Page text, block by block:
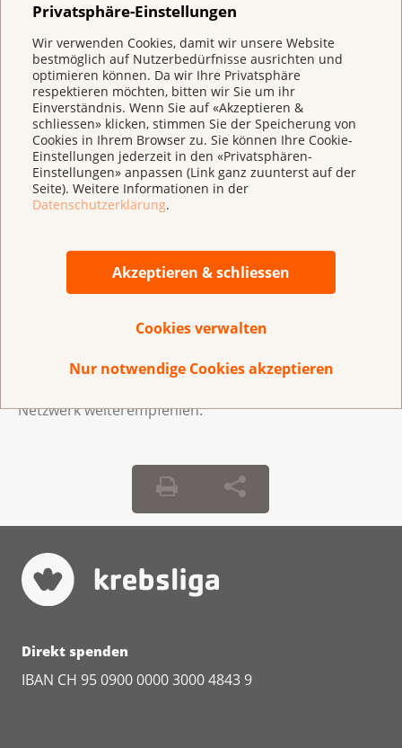
Privatsphäre-Einstellungen
Wir verwenden Cookies, damit wir unsere Website
bestmöglich auf Nutzerbedürfnisse ausrichten und
optimieren können. Da wir Ihre Privatsphäre
respektieren möchten, bitten wir Sie um ihr
Einverständnis. Wenn Sie auf «Akzeptieren &
schliessen» klicken, stimmen Sie der Speicherung von
Cookies in Ihrem Browser zu. Sie können Ihre Cookie-
Einstellungen jederzeit in den «Privatsphären-
Einstellungen» anpassen (Link ganz zuunterst auf der
Seite). Weitere Informationen in der
Datenschutzerklärung.
Akzeptieren & schliessen
Cookies verwalten
Nur notwendige Cookies akzeptieren
Politische
Entwicklungen sowie wichtige Aktionstage
und Kampagnen
Warum?
Der Newsletter bringt mehr Durchblick
im Nebel. Unser Ziel: Ein verlässlicher Kanal, der
den Tabak- und Nikotinausstieg in der Schweiz
Kommunikation zum Rauch- und
Nikotinstopp bündelt.
Netzwerk weiterempfehlen.
Direkt spenden
IBAN CH 95 0900 0000 3000 4843 9